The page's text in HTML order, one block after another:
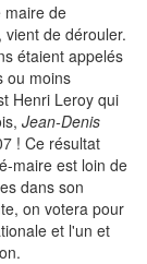
maire de
de dérouler.
étaient appelés
ou moins
Henri Leroy qui
Jean-Denis
! Ce résultat
maire est loin de
dans son
on votera pour
et l'un et